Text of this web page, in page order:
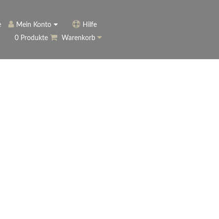
Mein Konto
Anmelden
Hilfe
0 Produkte
Warenkorb